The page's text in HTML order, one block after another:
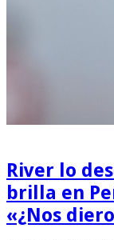
River lo
brilla en
«¿Nos